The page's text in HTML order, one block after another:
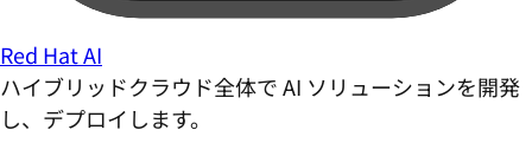
Red Hat AI
ハイブリッドクラウド全体で AI ソリューションを開発
し、デプロイします。